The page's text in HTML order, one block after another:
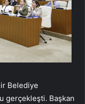
Belediye
gerçekleşti. Başkan